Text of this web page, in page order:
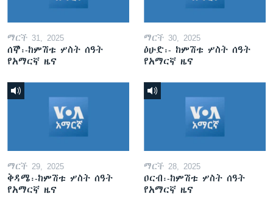
ማርች 31, 2025
ሰኞ፡-ከምሽቱ ሦስት ሰዓት
የአማርኛ ዜና
ማርች 30, 2025
ዕሁድ፡- ከምሽቱ ሦስት ሰዓት
የአማርኛ ዜና
ማርች 29, 2025
ቅዳሜ፡-ከምሽቱ ሦስት ሰዓት
የአማርኛ ዜና
ማርች 28, 2025
ዐርብ፡-ከምሽቱ ሦስት ሰዓት
የአማርኛ ዜና